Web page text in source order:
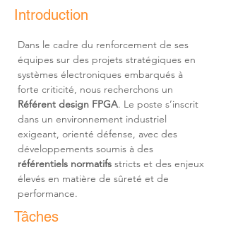
Introduction
Dans le cadre du renforcement de ses
équipes sur des projets stratégiques en
systèmes électroniques embarqués à
forte criticité, nous recherchons un
Référent design FPGA. Le poste s’inscrit
dans un environnement industriel
exigeant, orienté défense, avec des
développements soumis à des
référentiels normatifs stricts et des enjeux
élevés en matière de sûreté et de
performance.
Tâches